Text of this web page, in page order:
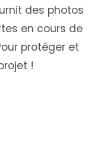
des photos
en cours de
protéger et
!